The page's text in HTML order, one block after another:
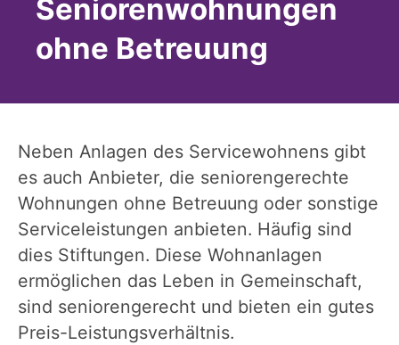
Seniorenwohnungen
ohne Betreuung
Neben Anlagen des Servicewohnens gibt
es auch Anbieter, die seniorengerechte
Wohnungen ohne Betreuung oder sonstige
Serviceleistungen anbieten. Häufig sind
dies Stiftungen. Diese Wohnanlagen
ermöglichen das Leben in Gemeinschaft,
sind seniorengerecht und bieten ein gutes
Preis-Leistungsverhältnis.